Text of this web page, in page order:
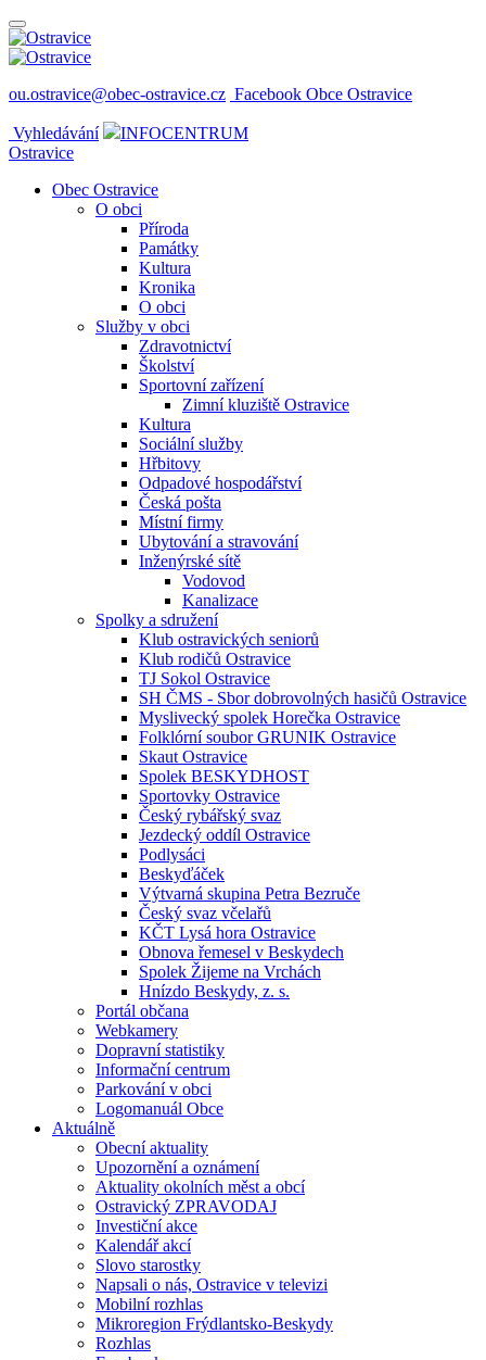
ou.ostravice@obec-ostravice.cz Facebook Obce Ostravice
Vyhledávání
INFOCENTRUM
Ostravice
Obec Ostravice
O obci
Příroda
Památky
Kultura
Kronika
O obci
Služby v obci
Zdravotnictví
Školství
Sportovní zařízení
Zimní kluziště Ostravice
Kultura
Sociální služby
Hřbitovy
Odpadové hospodářství
Česká pošta
Místní firmy
Ubytování a stravování
Inženýrské sítě
Vodovod
Kanalizace
Spolky a sdružení
Klub ostravických seniorů
Klub rodičů Ostravice
TJ Sokol Ostravice
SH ČMS - Sbor dobrovolných hasičů Ostravice
Myslivecký spolek Horečka Ostravice
Folklórní soubor GRUNIK Ostravice
Skaut Ostravice
Spolek BESKYDHOST
Sportovky Ostravice
Český rybářský svaz
Jezdecký oddíl Ostravice
Podlysáci
Beskyďáček
Výtvarná skupina Petra Bezruče
Český svaz včelařů
KČT Lysá hora Ostravice
Obnova řemesel v Beskydech
Spolek Žijeme na Vrchách
Hnízdo Beskydy, z. s.
Portál občana
Webkamery
Dopravní statistiky
Informační centrum
Parkování v obci
Logomanuál Obce
Aktuálně
Obecní aktuality
Upozornění a oznámení
Aktuality okolních měst a obcí
Ostravický ZPRAVODAJ
Investiční akce
Kalendář akcí
Slovo starostky
Napsali o nás, Ostravice v televizi
Mobilní rozhlas
Mikroregion Frýdlantsko-Beskydy
Rozhlas